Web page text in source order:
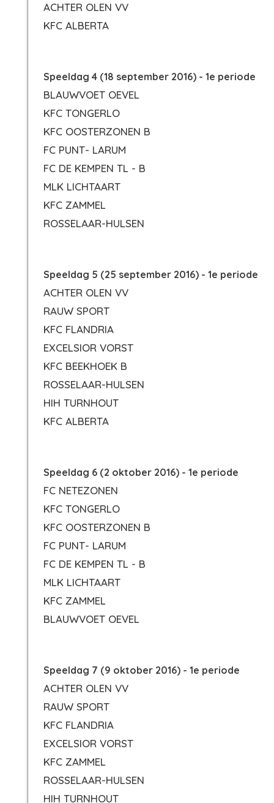
ACHTER OLEN VV
KFC ALBERTA
Speeldag 4 (18 september 2016) - 1e periode
BLAUWVOET OEVEL
KFC TONGERLO
KFC OOSTERZONEN B
FC PUNT- LARUM
FC DE KEMPEN TL - B
MLK LICHTAART
KFC ZAMMEL
ROSSELAAR-HULSEN
Speeldag 5 (25 september 2016) - 1e periode
ACHTER OLEN VV
RAUW SPORT
KFC FLANDRIA
EXCELSIOR VORST
KFC BEEKHOEK B
ROSSELAAR-HULSEN
HIH TURNHOUT
KFC ALBERTA
Speeldag 6 (2 oktober 2016) - 1e periode
FC NETEZONEN
KFC TONGERLO
KFC OOSTERZONEN B
FC PUNT- LARUM
FC DE KEMPEN TL - B
MLK LICHTAART
KFC ZAMMEL
BLAUWVOET OEVEL
Speeldag 7 (9 oktober 2016) - 1e periode
ACHTER OLEN VV
RAUW SPORT
KFC FLANDRIA
EXCELSIOR VORST
KFC ZAMMEL
ROSSELAAR-HULSEN
HIH TURNHOUT